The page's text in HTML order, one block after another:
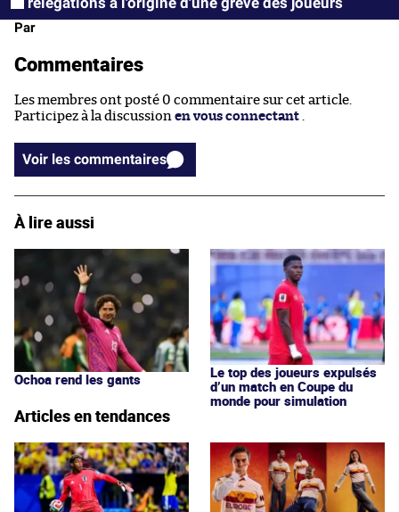
Par
Commentaires
Les membres ont posté 0 commentaire sur cet article.
Participez à la discussion en vous connectant .
Voir les commentaires
À lire aussi
Ochoa rend les gants
Le top des joueurs expulsés
d’un match en Coupe du
monde pour simulation
Articles en tendances